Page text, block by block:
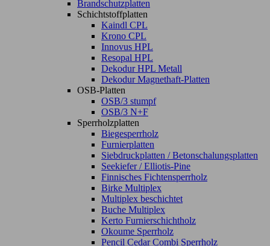
Brandschutzplatten
Schichtstoffplatten
Kaindl CPL
Krono CPL
Innovus HPL
Resopal HPL
Dekodur HPL Metall
Dekodur Magnethaft-Platten
OSB-Platten
OSB/3 stumpf
OSB/3 N+F
Sperrholzplatten
Biegesperrholz
Furnierplatten
Siebdruckplatten / Betonschalungsplatten
Seekiefer / Elliotis-Pine
Finnisches Fichtensperrholz
Birke Multiplex
Multiplex beschichtet
Buche Multiplex
Kerto Furnierschichtholz
Okoume Sperrholz
Pencil Cedar Combi Sperrholz